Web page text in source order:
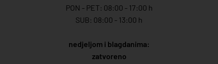
PON - PET: 08:00 - 17:00 h
SUB: 08:00 - 13:00 h
nedjeljom i blagdanima:
zatvoreno